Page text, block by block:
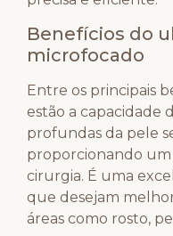
Benefícios do
microfocado
Entre os principais
estão a capacidade
profundas da pele
proporcionando
cirurgia. É uma
que desejam
áreas como rosto,